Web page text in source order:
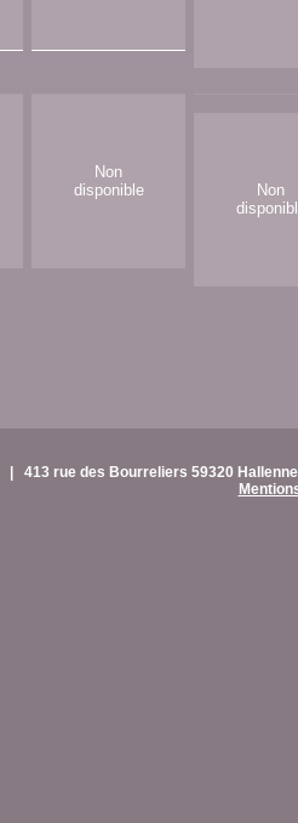
Non
disponible
Non
413 rue des Bourreliers 59320